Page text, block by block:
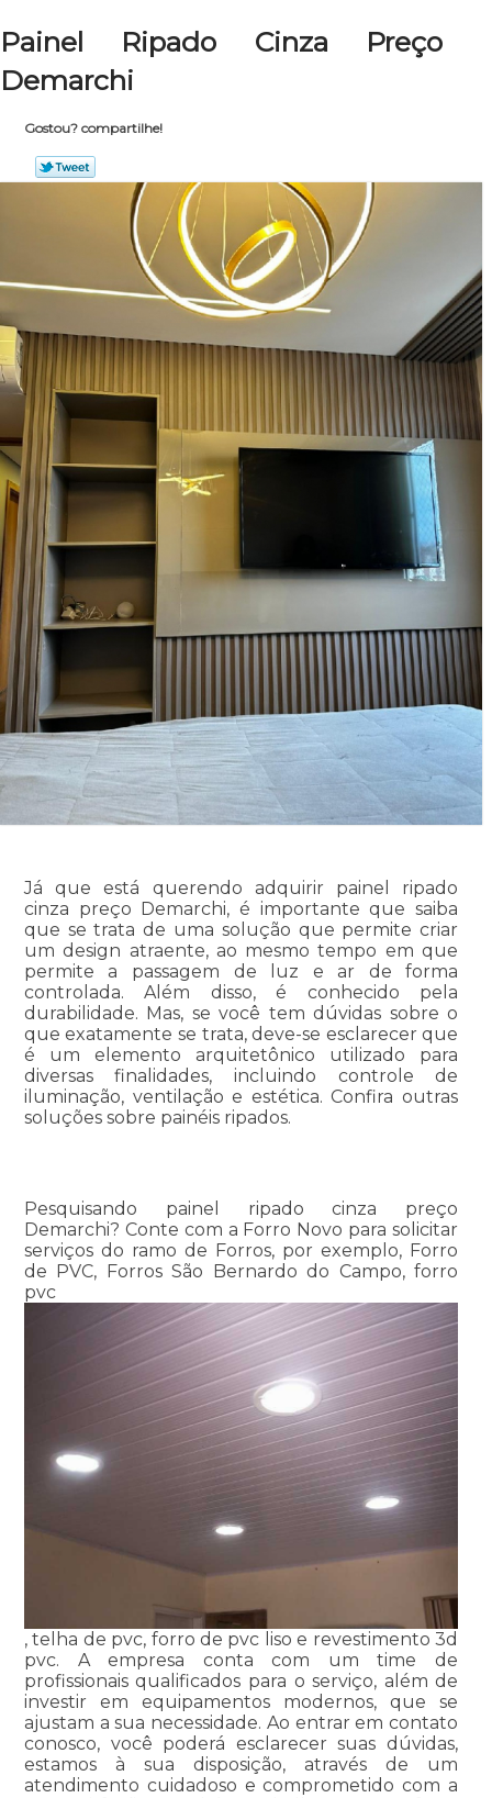
Painel Ripado Cinza Preço
Demarchi
Gostou? compartilhe!
Já que está querendo adquirir painel ripado
cinza preço Demarchi, é importante que saiba
que se trata de uma solução que permite criar
um design atraente, ao mesmo tempo em que
permite a passagem de luz e ar de forma
controlada. Além disso, é conhecido pela
durabilidade. Mas, se você tem dúvidas sobre o
que exatamente se trata, deve-se esclarecer que
é um elemento arquitetônico utilizado para
diversas finalidades, incluindo controle de
iluminação, ventilação e estética. Confira outras
soluções sobre painéis ripados.
Pesquisando painel ripado cinza preço
Demarchi? Conte com a Forro Novo para solicitar
serviços do ramo de Forros, por exemplo, Forro
de PVC, Forros São Bernardo do Campo, forro
pvc
, telha de pvc, forro de pvc liso e revestimento 3d
pvc. A empresa conta com um time de
profissionais qualificados para o serviço, além de
investir em equipamentos modernos, que se
ajustam a sua necessidade. Ao entrar em contato
conosco, você poderá esclarecer suas dúvidas,
estamos à sua disposição, através de um
atendimento cuidadoso e comprometido com a